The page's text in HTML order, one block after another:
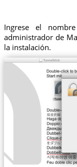
Ingrese el
administrador de
la instalación.